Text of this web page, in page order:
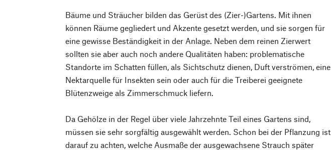
Bäume und Sträucher bilden das Gerüst des (Zier-)Gartens. Mit ihnen
können Räume gegliedert und Akzente gesetzt werden, und sie sorgen für
eine gewisse Beständigkeit in der Anlage. Neben dem reinen Zierwert
sollten sie aber auch noch andere Qualitäten haben: problematische
Standorte im Schatten füllen, als Sichtschutz dienen, Duft verströmen, eine
Nektarquelle für Insekten sein oder auch für die Treiberei geeignete
Blütenzweige als Zimmerschmuck liefern.
Da Gehölze in der Regel über viele Jahrzehnte Teil eines Gartens sind,
müssen sie sehr sorgfältig ausgewählt werden. Schon bei der Pflanzung ist
darauf zu achten, welche Ausmaße der ausgewachsene Strauch später